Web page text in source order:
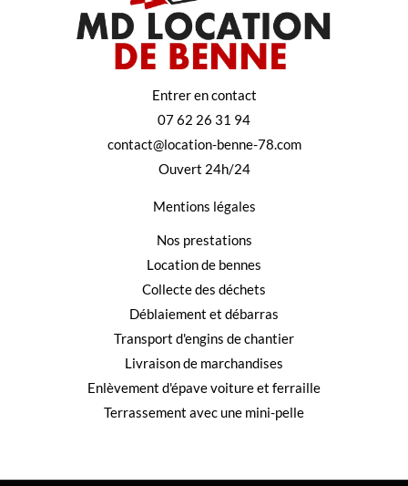
Entrer en contact
07 62 26 31 94
contact@location-benne-78.com
Ouvert 24h/24
Mentions légales
Nos prestations
Location de bennes
Collecte des déchets
Déblaiement et débarras
Transport d'engins de chantier
Livraison de marchandises
Enlèvement d'épave voiture et ferraille
Terrassement avec une mini-pelle